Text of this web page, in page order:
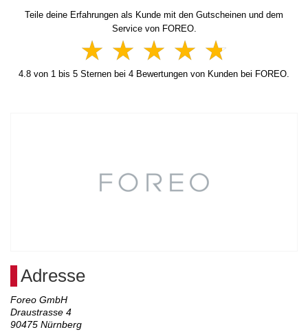
Teile deine Erfahrungen als Kunde mit den Gutscheinen und dem
Service von FOREO.
4.8 von 1 bis 5 Sternen bei 4 Bewertungen von Kunden bei FOREO.
Adresse
Foreo GmbH
Draustrasse 4
90475 Nürnberg